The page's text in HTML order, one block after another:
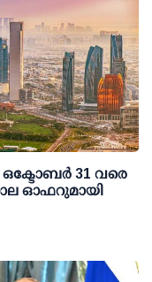
31 വരെ